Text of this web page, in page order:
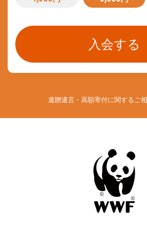
遺贈遺言・高額寄付に関するご